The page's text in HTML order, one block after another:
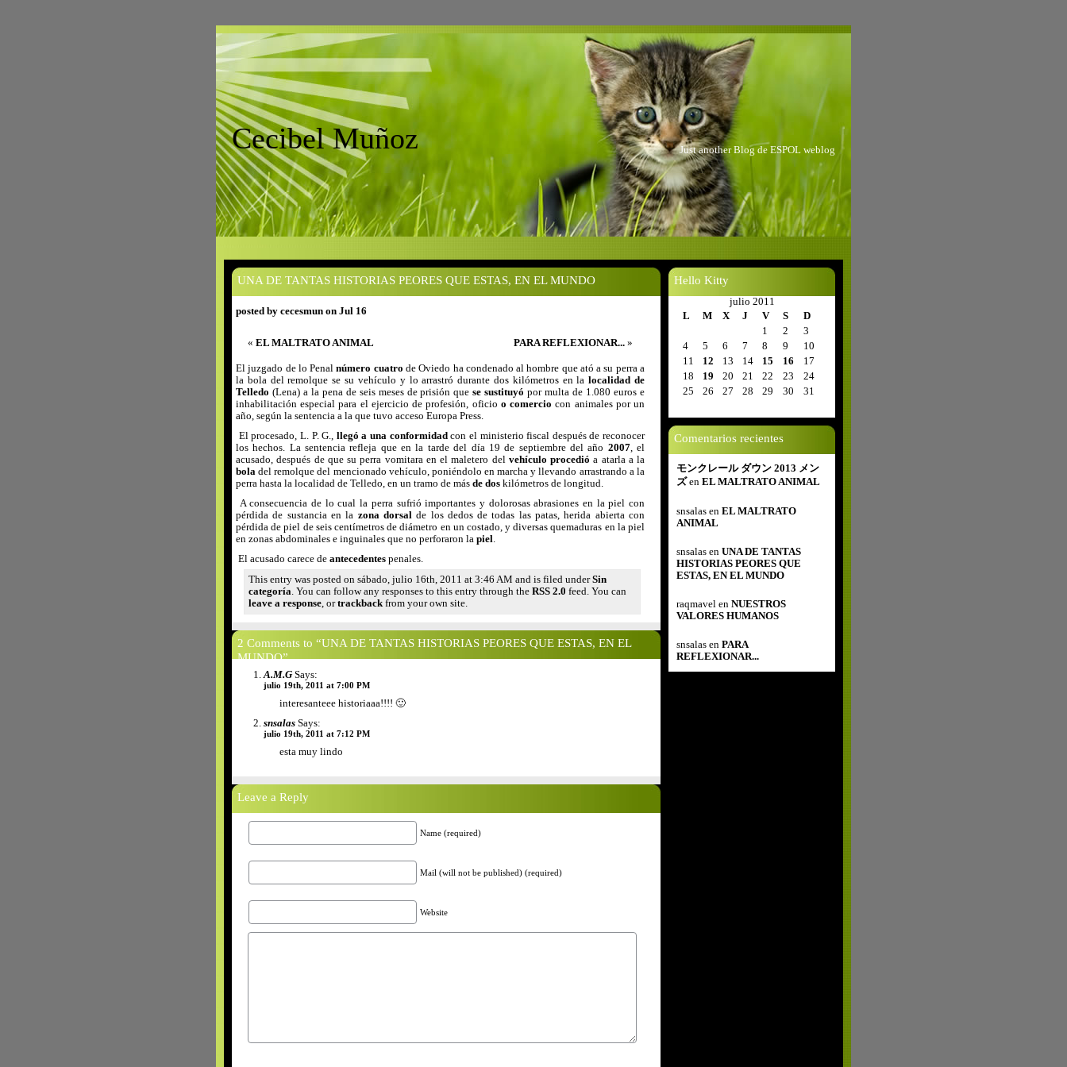
Cecibel Muñoz Just another Blog de ESPOL weblog
UNA DE TANTAS HISTORIAS PEORES QUE ESTAS, EN EL MUNDO
posted by cecesmun on Jul 16
« EL MALTRATO ANIMAL PARA REFLEXIONAR... »
El juzgado de lo Penalnúmero cuatro de Oviedo ha condenado al hombre que ató a su perra a
la bola del remolque se su vehículo y lo arrastró durante dos kilómetros en lalocalidad de
Telledo (Lena) a la pena de seis meses de prisión quese sustituyó por multa de 1.080 euros e
inhabilitación especial para el ejercicio de profesión, oficio o comercio con animales por un
año, según la sentencia a la que tuvo acceso Europa Press.
El procesado, L. P. G., llegó a una conformidadcon el ministerio fiscal después de reconocer
los hechos. La sentencia refleja que en la tarde del día 19 de septiembre del año 2007, el
acusado, después de que su perra vomitara en el maletero del vehículo procedió a atarla a la
bola del remolque del mencionado vehículo, poniéndolo en marcha y llevando arrastrando a la
perra hasta la localidad de Telledo, en un tramo de más de dos kilómetros de longitud.
A consecuencia de lo cual la perra sufrió importantes y dolorosas abrasiones en la piel con
pérdida de sustancia en la zona dorsalde los dedos de todas las patas, herida abierta con
pérdida de piel de seis centímetros de diámetro en un costado, y diversas quemaduras en la piel
en zonas abdominales e inguinales que no perforaron la piel.
El acusado carece de antecedentes penales.
This entry was posted on sábado, julio 16th, 2011 at 3:46 AM and is filed underSin
categoría. You can follow any responses to this entry through the RSS 2.0 feed. You can
leave a response, ortrackbackfrom your own site.
2 Comments to “UNA DE TANTAS HISTORIAS PEORES QUE ESTAS, EN EL
MUNDO”
A.M.GSays:
julio 19th, 2011 at 7:00 PM
interesanteee historiaaa!!!! 🙂
snsalas Says:
julio 19th, 2011 at 7:12 PM
esta muy lindo
Leave a Reply
Name (required)
Mail (will not be published) (required)
Website
Hello Kitty
julio 2011
L
M X J V S
D
1
2
3
4
5 6 7 8 9
10
11
12 13 14 15 16
17
18
19 20 21 22 23
24
25
26 27 28 29 30 31
Comentarios recientes
モンクレール ダウン 2013 メン
ズ en EL MALTRATO ANIMAL
snsalas en EL MALTRATO
ANIMAL
snsalas en UNA DE TANTAS
HISTORIAS PEORES QUE
ESTAS, EN EL MUNDO
raqmavel en NUESTROS
VALORES HUMANOS
snsalas en PARA
REFLEXIONAR...